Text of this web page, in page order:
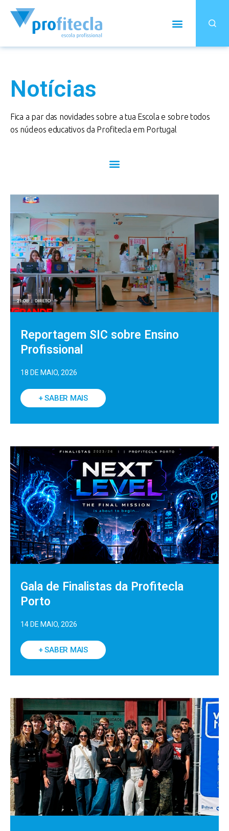
Notícias
Fica a par das novidades sobre a tua Escola e sobre todos
os núcleos educativos da Profitecla em Portugal
Reportagem SIC sobre Ensino
Profissional
18 DE MAIO, 2026
+ SABER MAIS
Gala de Finalistas da Profitecla
Porto
14 DE MAIO, 2026
+ SABER MAIS